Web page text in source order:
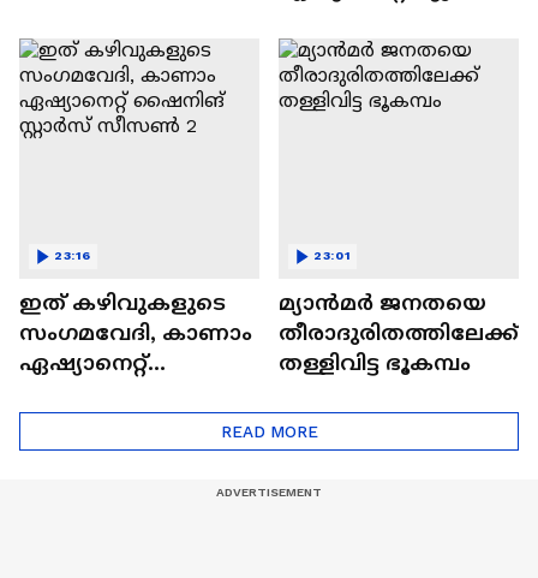
കുഞ്ഞുങ്ങൾ
സീസൺ 2
ഇത് കഴിവുകളുടെ
സംഗമവേദി, കാണാം
ഏഷ്യാനെറ്റ്
23:16
മ്യാൻമർ ജനതയെ
തീരാദുരിതത്തിലേക്ക്
തള്ളിവിട്ട ഭൂകമ്പം
23:01
READ MORE